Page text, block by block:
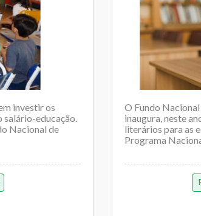
investir os
salário-educação.
Nacional de
O Fundo
inaugura, neste
literários para as
Programa